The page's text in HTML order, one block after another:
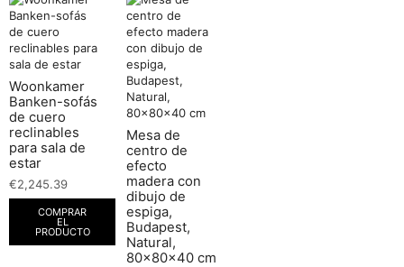
Woonkamer
Banken-sofás
de cuero
reclinables
para sala de
estar
€2,245.39
COMPRAR
EL
PRODUCTO
Mesa de
centro de
efecto
madera con
dibujo de
espiga,
Budapest,
Natural,
80x80x40 cm